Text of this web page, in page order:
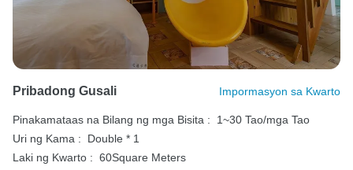
Pribadong Gusali Impormasyon sa Kwarto
Pinakamataas na Bilang ng mga Bisita :
1~30 Tao/mga Tao
Uri ng Kama :
Double * 1
Laki ng Kwarto : 60Square Meters